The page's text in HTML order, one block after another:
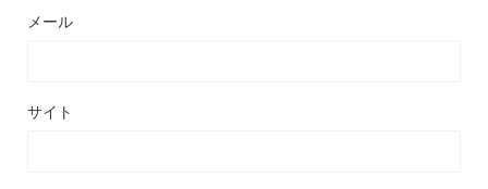
メール
サイト